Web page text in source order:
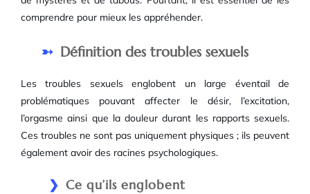
comprendre pour mieux les appréhender.
Définition des troubles sexuels
Les troubles sexuels englobent un large éventail de
problématiques pouvant affecter le désir, l’excitation,
l’orgasme ainsi que la douleur durant les rapports sexuels.
Ces troubles ne sont pas uniquement physiques ; ils peuvent
également avoir des racines psychologiques.
Ce qu’ils englobent